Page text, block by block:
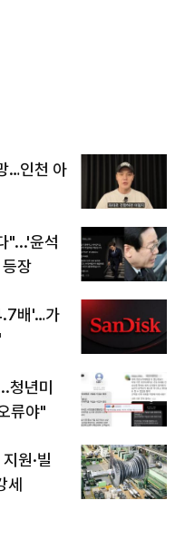
…인천 아
"...'윤석
장
배'…가
청년미
류야"
원·빌
세